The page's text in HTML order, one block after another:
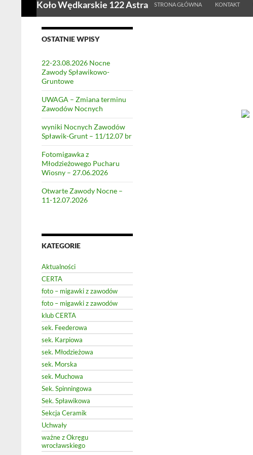
Koło Wędkarskie 122 Astra STRONA GŁÓWNA KONTAKT
OSTATNIE WPISY
22-23.08.2026 Nocne
Zawody Spławikowo-
Gruntowe
UWAGA – Zmiana terminu
Zawodów Nocnych
wyniki Nocnych Zawodów
Spławik-Grunt – 11/12.07 br
Fotomigawka z
Młodzieżowego Pucharu
Wiosny – 27.06.2026
Otwarte Zawody Nocne –
11-12.07.2026
KATEGORIE
Aktualności
CERTA
foto – migawki z zawodów
foto – migawki z zawodów
klub CERTA
sek. Feederowa
sek. Karpiowa
sek. Młodzieżowa
sek. Morska
sek. Muchowa
Sek. Spinningowa
Sek. Spławikowa
Sekcja Ceramik
Uchwały
ważne z Okręgu
wrocławskiego